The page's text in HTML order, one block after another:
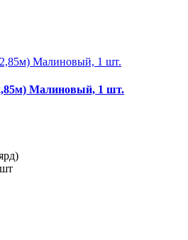
Малиновый, 1 шт.